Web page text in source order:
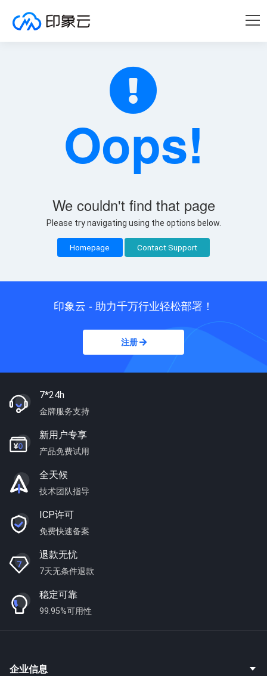
Oops!
We couldn't find that page
Please try navigating using the options below.
Homepage Contact Support
印象云 - 助力千万行业轻松部署！
注册
7*24h
金牌服务支持
新用户专享
产品免费试用
全天候
技术团队指导
ICP许可
免费快速备案
退款无忧
7天无条件退款
稳定可靠
99.95%可用性
企业信息